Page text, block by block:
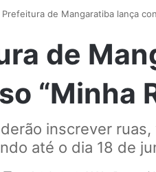
Prefeitura de Mangaratiba lança
de
“Minha
inscrever
até o dia 18 de